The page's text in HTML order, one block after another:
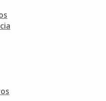
divertidas, por medio
niños y niñas
que tienen entre ellos.
un instante especial para
crecer juntos.